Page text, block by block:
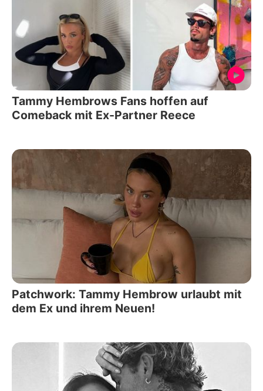
Tammy Hembrows Fans hoffen auf
Comeback mit Ex-Partner Reece
Patchwork: Tammy Hembrow urlaubt mit
dem Ex und ihrem Neuen!